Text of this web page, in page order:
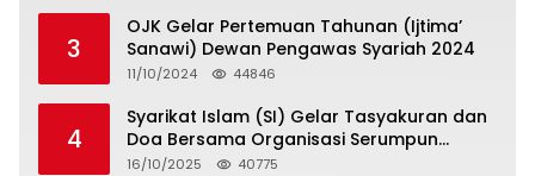
3
OJK Gelar Pertemuan Tahunan (Ijtima’
Sanawi) Dewan Pengawas Syariah 2024
11/10/2024 44846
4
Syarikat Islam (SI) Gelar Tasyakuran dan
Doa Bersama Organisasi Serumpun
Syarikat Islam Doa
16/10/2025 40775